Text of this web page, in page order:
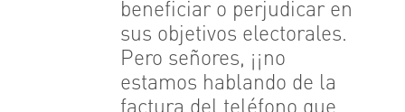
beneficiar o perjudicar en
sus objetivos electorales.
Pero señores, ¡¡no
estamos hablando de la